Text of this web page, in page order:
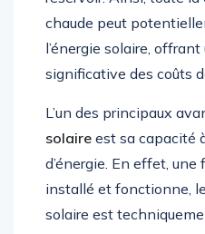
chaude peut
l’énergie solaire,
significative des coûts
L’un des principaux
solaire est sa capacité
d’énergie. En effet,
installé et fonctionne,
solaire est